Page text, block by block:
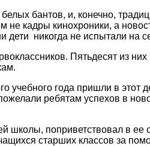
бантов, и, конечно,
не кадры кинохроники, а
дети никогда не испытали
Пятьдесят из
учебного года пришли в
ребятам успехов в
школы, поприветствовал в
старших классов за